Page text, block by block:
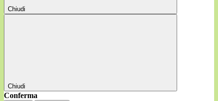
Chiudi
Chiudi
Conferma